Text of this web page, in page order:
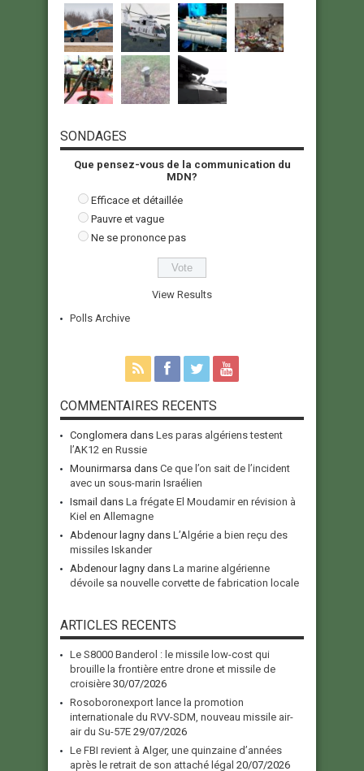
SONDAGES
Que pensez-vous de la communication du
MDN?
Efficace et détaillée
Pauvre et vague
Ne se prononce pas
View Results
Polls Archive
COMMENTAIRES RECENTS
Conglomera dans Les paras algériens testent
l’AK12 en Russie
Mounirmarsa dans Ce que l’on sait de l’incident
avec un sous-marin Israélien
Ismail dans La frégate El Moudamir en révision à
Kiel en Allemagne
Abdenour lagny dans L’Algérie a bien reçu des
missiles Iskander
Abdenour lagny dans La marine algérienne
dévoile sa nouvelle corvette de fabrication locale
ARTICLES RECENTS
Le S8000 Banderol : le missile low-cost qui
brouille la frontière entre drone et missile de
croisière 30/07/2026
Rosoboronexport lance la promotion
internationale du RVV-SDM, nouveau missile air-
air du Su-57E 29/07/2026
Le FBI revient à Alger, une quinzaine d’années
après le retrait de son attaché légal 20/07/2026